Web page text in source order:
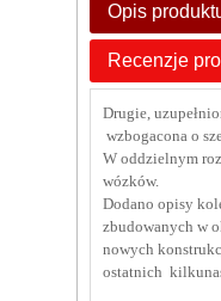
Opis
Recenzje
Drugie,
wzbogacona o
W oddzielnym
wózków.
Dodano opisy
zbudowanych w
nowych
ostatnich